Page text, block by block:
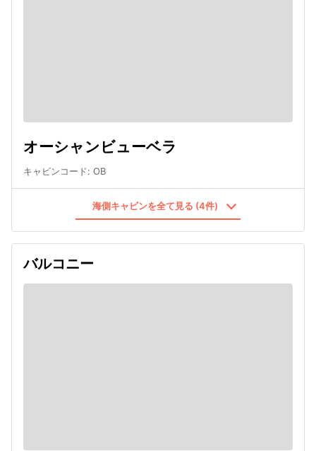
オーシャンビューベラ
キャビンコード: OB
海側キャビンを全て見る (4件)
バルコニー